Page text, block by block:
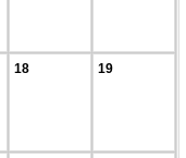
18 19